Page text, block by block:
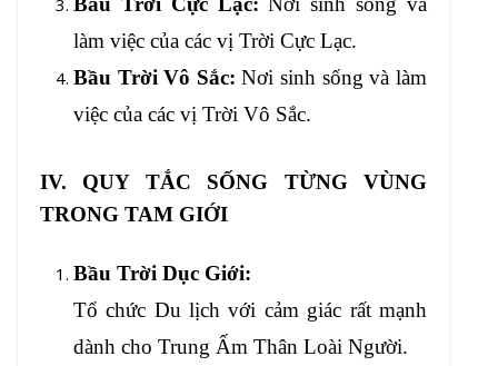
làm việc của các vị Trời Cực Lạc.
Bầu Trời Vô Sắc: Nơi sinh sống và làm
việc của các vị Trời Vô Sắc.
IV. QUY TẮC SỐNG TỪNG VÙNG
TRONG TAM GIỚI
Bầu Trời Dục Giới:
Tổ chức Du lịch với cảm giác rất mạnh
dành cho Trung Ấm Thân Loài Người.